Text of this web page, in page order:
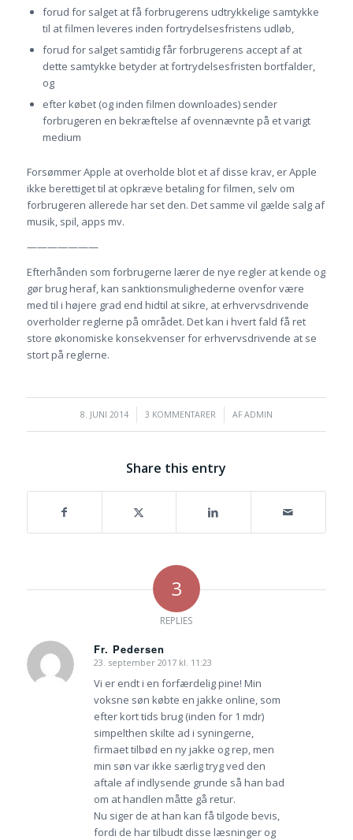
forud for salget at få forbrugerens udtrykkelige samtykke
til at filmen leveres inden fortrydelsesfristens udløb,
forud for salget samtidig får forbrugerens accept af at
dette samtykke betyder at fortrydelsesfristen bortfalder,
og
efter købet (og inden filmen downloades) sender
forbrugeren en bekræftelse af ovennævnte på et varigt
medium
Forsømmer Apple at overholde blot et af disse krav, er Apple
ikke berettiget til at opkræve betaling for filmen, selv om
forbrugeren allerede har set den. Det samme vil gælde salg af
musik, spil, apps mv.
———————
Efterhånden som forbrugerne lærer de nye regler at kende og
gør brug heraf, kan sanktionsmulighederne ovenfor være
med til i højere grad end hidtil at sikre, at erhvervsdrivende
overholder reglerne på området. Det kan i hvert fald få ret
store økonomiske konsekvenser for erhvervsdrivende at se
stort på reglerne.
8. JUNI 2014
/ 3 KOMMENTARER
/ AF ADMIN
Share this entry
3
REPLIES
Fr. Pedersen
siger:
23. september 2017 kl. 11:23
Vi er endt i en forfærdelig pine! Min
voksne søn købte en jakke online, som
efter kort tids brug (inden for 1 mdr)
simpelthen skilte ad i syningerne,
firmaet tilbød en ny jakke og rep, men
min søn var ikke særlig tryg ved den
aftale af indlysende grunde så han bad
om at handlen måtte gå retur.
Nu siger de at han kan få tilgode bevis,
fordi de har tilbudt disse læsninger og